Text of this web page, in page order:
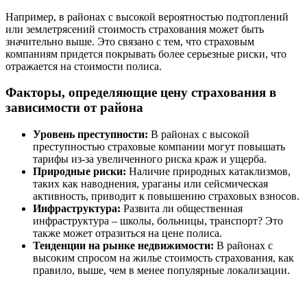
Например, в районах с высокой вероятностью подтоплений
или землетрясений стоимость страхования может быть
значительно выше. Это связано с тем, что страховым
компаниям придется покрывать более серьезные риски, что
отражается на стоимости полиса.
Факторы, определяющие цену страхования в
зависимости от района
Уровень преступности: В районах с высокой
преступностью страховые компании могут повышать
тарифы из-за увеличенного риска краж и ущерба.
Природные риски: Наличие природных катаклизмов,
таких как наводнения, ураганы или сейсмическая
активность, приводит к повышению страховых взносов.
Инфраструктура: Развита ли общественная
инфраструктура – школы, больницы, транспорт? Это
также может отразиться на цене полиса.
Тенденции на рынке недвижимости: В районах с
высоким спросом на жилье стоимость страхования, как
правило, выше, чем в менее популярные локализации.